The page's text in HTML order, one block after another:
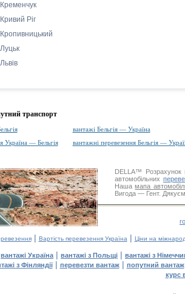
Ріг
транспорт
вантажі Бельгія — Україна
Україна — Бельгія
вантажні перевезення Бельгія —
DELLA™
Розрахунок
автомобільних
Нашамапа
Вигода — Гент.
| Вартість перевезення Україна | Ціни на
вантажі Україна | вантажі з Польщі | вантажі з
з Фінляндії| перевезти вантаж| попутний вантаж
курс